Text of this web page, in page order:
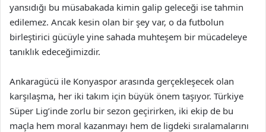
yansıdığı bu müsabakada kimin galip geleceği ise tahmin
edilemez. Ancak kesin olan bir şey var, o da futbolun
birleştirici gücüyle yine sahada muhteşem bir mücadeleye
tanıklık edeceğimizdir.
Ankaragücü ile Konyaspor arasında gerçekleşecek olan
karşılaşma, her iki takım için büyük önem taşıyor. Türkiye
Süper Lig’inde zorlu bir sezon geçirirken, iki ekip de bu
maçla hem moral kazanmayı hem de ligdeki sıralamalarını